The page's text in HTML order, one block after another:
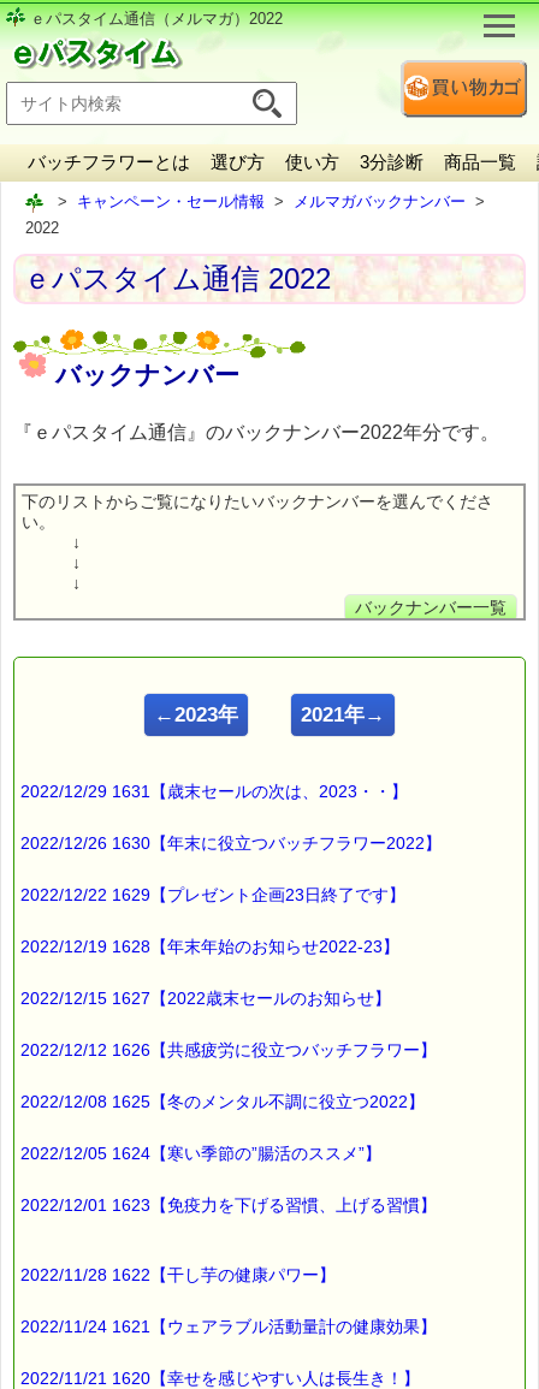
ｅパスタイム通信（メルマガ）2022
バッチフラワーとは 選び方 使い方 3分診断 商品一覧
キャンペーン・セール情報
メルマガバックナンバー
2022
ｅパスタイム通信 2022
バックナンバー
『ｅパスタイム通信』のバックナンバー2022年分です。
下のリストからご覧になりたいバックナンバーを選んでくださ
い。
↓
↓
↓
バックナンバー一覧
←2023年 2021年→
2022/12/29 1631【歳末セールの次は、2023・・】
2022/12/26 1630【年末に役立つバッチフラワー2022】
2022/12/22 1629【プレゼント企画23日終了です】
2022/12/19 1628【年末年始のお知らせ2022-23】
2022/12/15 1627【2022歳末セールのお知らせ】
2022/12/12 1626【共感疲労に役立つバッチフラワー】
2022/12/08 1625【冬のメンタル不調に役立つ2022】
2022/12/05 1624【寒い季節の”腸活のススメ”】
2022/12/01 1623【免疫力を下げる習慣、上げる習慣】
2022/11/28 1622【干し芋の健康パワー】
2022/11/24 1621【ウェアラブル活動量計の健康効果】
2022/11/21 1620【幸せを感じやすい人は長生き！】